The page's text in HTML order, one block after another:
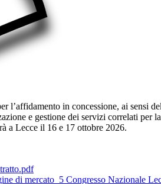
l’affidamento in concessione, ai sensi
e gestione dei servizi correlati per
a Lecce il 16 e 17 ottobre 2026.
di mercato_5 Congresso Nazionale